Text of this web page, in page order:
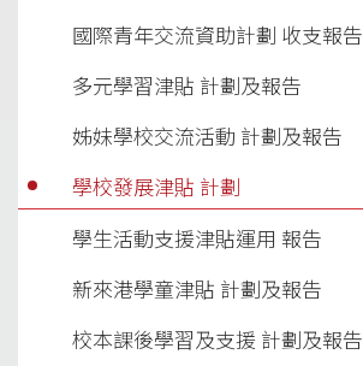
國際青年交流資助計劃 收支報告
多元學習津貼 計劃及報告
姊妹學校交流活動 計劃及報告
學校發展津貼 計劃
學生活動支援津貼運用 報告
新來港學童津貼 計劃及報告
校本課後學習及支援 計劃及報告